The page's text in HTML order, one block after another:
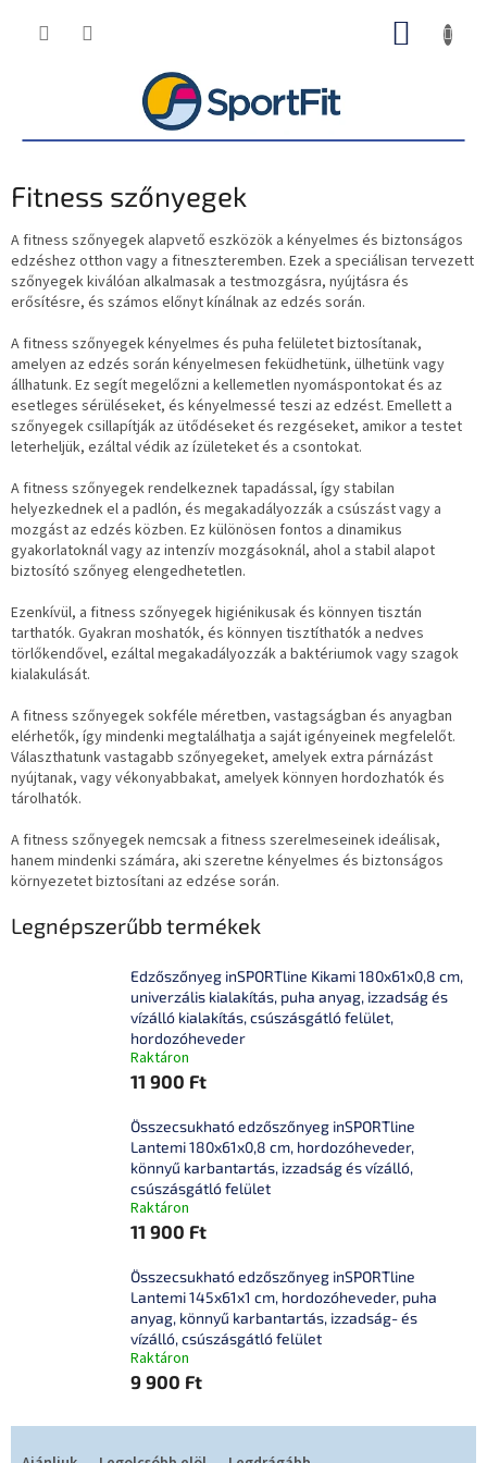
KOSÁR
Fitness szőnyegek
A fitness szőnyegek alapvető eszközök a kényelmes és biztonságos
edzéshez otthon vagy a fitneszteremben. Ezek a speciálisan tervezett
szőnyegek kiválóan alkalmasak a testmozgásra, nyújtásra és
erősítésre, és számos előnyt kínálnak az edzés során.
A fitness szőnyegek kényelmes és puha felületet biztosítanak,
amelyen az edzés során kényelmesen feküdhetünk, ülhetünk vagy
állhatunk. Ez segít megelőzni a kellemetlen nyomáspontokat és az
esetleges sérüléseket, és kényelmessé teszi az edzést. Emellett a
szőnyegek csillapítják az ütődéseket és rezgéseket, amikor a testet
leterheljük, ezáltal védik az ízületeket és a csontokat.
A fitness szőnyegek rendelkeznek tapadással, így stabilan
helyezkednek el a padlón, és megakadályozzák a csúszást vagy a
mozgást az edzés közben. Ez különösen fontos a dinamikus
gyakorlatoknál vagy az intenzív mozgásoknál, ahol a stabil alapot
biztosító szőnyeg elengedhetetlen.
Ezenkívül, a fitness szőnyegek higiénikusak és könnyen tisztán
tarthatók. Gyakran moshatók, és könnyen tisztíthatók a nedves
törlőkendővel, ezáltal megakadályozzák a baktériumok vagy szagok
kialakulását.
A fitness szőnyegek sokféle méretben, vastagságban és anyagban
elérhetők, így mindenki megtalálhatja a saját igényeinek megfelelőt.
Választhatunk vastagabb szőnyegeket, amelyek extra párnázást
nyújtanak, vagy vékonyabbakat, amelyek könnyen hordozhatók és
tárolhatók.
A fitness szőnyegek nemcsak a fitness szerelmeseinek ideálisak,
hanem mindenki számára, aki szeretne kényelmes és biztonságos
környezetet biztosítani az edzése során.
Legnépszerűbb termékek
Edzőszőnyeg inSPORTline Kikami 180x61x0,8 cm,
univerzális kialakítás, puha anyag, izzadság és
vízálló kialakítás, csúszásgátló felület,
hordozóheveder
Raktáron
11 900 Ft
Összecsukható edzőszőnyeg inSPORTline
Lantemi 180x61x0,8 cm, hordozóheveder,
könnyű karbantartás, izzadság és vízálló,
csúszásgátló felület
Raktáron
11 900 Ft
Összecsukható edzőszőnyeg inSPORTline
Lantemi 145x61x1 cm, hordozóheveder, puha
anyag, könnyű karbantartás, izzadság- és
vízálló, csúszásgátló felület
Raktáron
9 900 Ft